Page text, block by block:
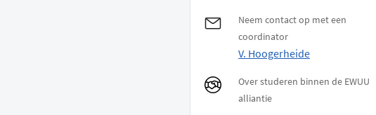
Neem contact op met een
coordinator
V. Hoogerheide
Over studeren binnen de EWUU
alliantie